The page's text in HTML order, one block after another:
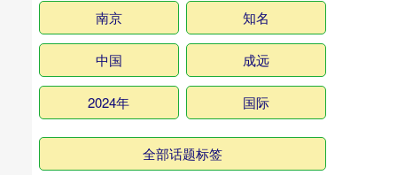
南京 知名
中国 成远
2024年 国际
全部话题标签